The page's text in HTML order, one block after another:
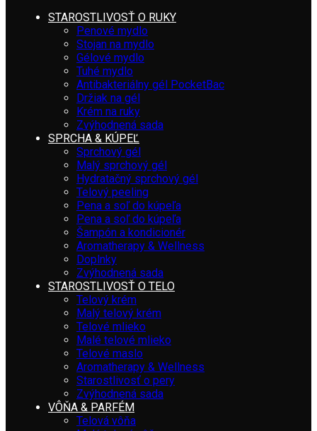
STAROSTLIVOSŤ O RUKY
Penové mydlo
Stojan na mydlo
Gélové mydlo
Tuhé mydlo
Antibakteriálny gél PocketBac
Držiak na gél
Krém na ruky
Zvýhodnená sada
SPRCHA & KÚPEĽ
Sprchový gél
Malý sprchový gél
Hydratačný sprchový gél
Telový peeling
Pena a soľ do kúpeľa
Pena a soľ do kúpeľa
Šampón a kondicionér
Aromatherapy & Wellness
Doplnky
Zvýhodnená sada
STAROSTLIVOSŤ O TELO
Telový krém
Malý telový krém
Telové mlieko
Malé telové mlieko
Telové maslo
Aromatherapy & Wellness
Starostlivosť o pery
Zvýhodnená sada
VÔŇA & PARFÉM
Telová vôňa